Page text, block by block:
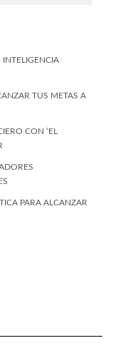
TUS METAS A
CON ‘EL
PARA ALCANZAR